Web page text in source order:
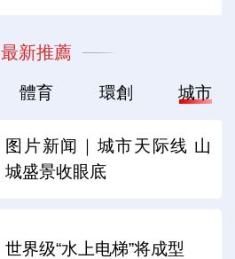
最新推薦
體育 環創 城市
图片新闻｜城市天际线 山
城盛景收眼底
世界级“水上电梯”将成型